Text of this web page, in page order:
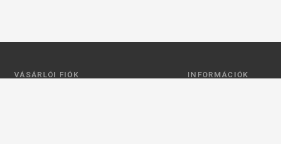
VÁSÁRLÓI FIÓK INFORMÁCIÓK